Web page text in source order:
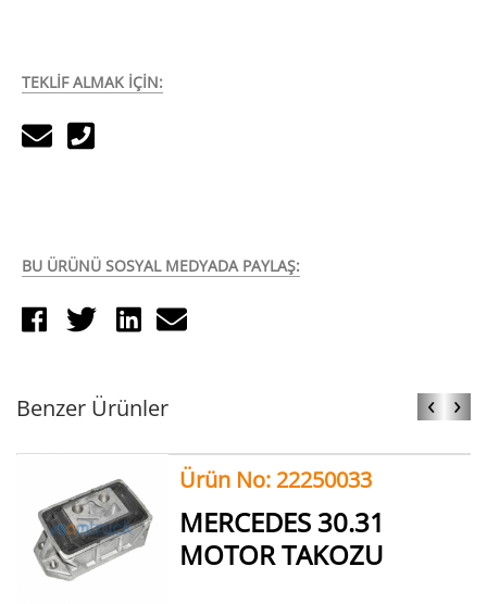
TEKLİF ALMAK İÇİN:
BU ÜRÜNÜ SOSYAL MEDYADA PAYLAŞ:
Benzer Ürünler ‹ ›
Ürün No: 22250033
MERCEDES 30.31
MOTOR TAKOZU